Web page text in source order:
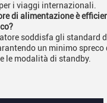
i viaggi internazionali.
di alimentazione è
soddisfa gli standard
un minimo spreco
le modalità di standby.